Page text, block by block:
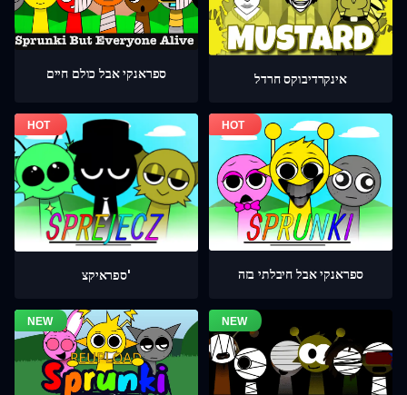
ספראנקי אבל כולם חיים אינקרדיבוקס חרדל
ספראיקצ' ספראנקי אבל חיבלתי בזה